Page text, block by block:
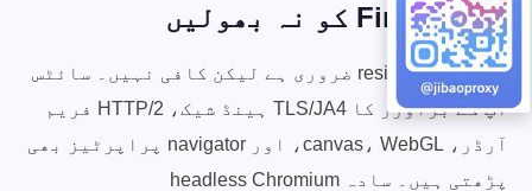
Fingerprint کو نہ بھولیں
ایک residential IP ضروری ہے لیکن کافی نہیں۔ سائٹس
آپ کے براؤزر کا TLS/JA4 ہینڈ شیک، HTTP/2 فریم
آرڈر، canvas، WebGL، اور navigator پراپرٹیز بھی
پڑھتی ہیں۔ سادہ headless Chromium